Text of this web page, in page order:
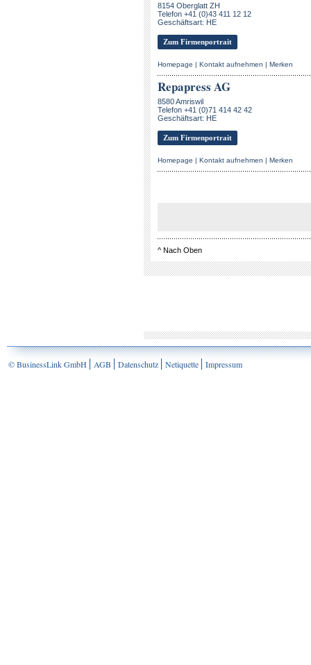
8154 Oberglatt ZH
Telefon +41 (0)43 411 12 12
Geschäftsart: HE
Zum Firmenportrait
Homepage | Kontakt aufnehmen | Merken
Repapress AG
8580 Amriswil
Telefon +41 (0)71 414 42 42
Geschäftsart: HE
Zum Firmenportrait
Homepage | Kontakt aufnehmen | Merken
^ Nach Oben
© BusinessLink GmbH AGB Datenschutz Netiquette Impressum